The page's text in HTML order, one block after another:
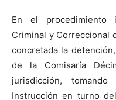
En el procedimiento
Criminal y Correccional
concretada la
de la Comisaría
jurisdicción,
Instrucción en turno